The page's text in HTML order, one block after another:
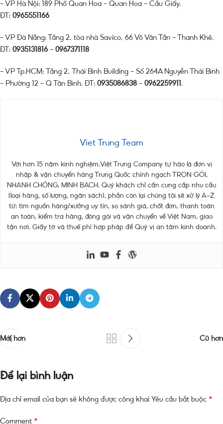
– VP Hà Nội: 189 Phố Quan Hoa – Quan Hoa – Cầu Giấy.
ĐT: 0965551166
– VP Đà Nẵng: Tầng 2, tòa nhà Savico, 66 Võ Văn Tần – Thanh Khê.
ĐT: 0935131816 – 0967371118
– VP Tp.HCM: Tầng 2, Thái Bình Building – Số 264A Nguyễn Thái Bình
– Phường 12 – Q Tân Bình. ĐT: 0935086838 – 0962259911
Viet Trung Team
Với hơn 15 năm kinh nghiệm.Việt Trung Company tự hào là đơn vị
nhập & vận chuyển hàng Trung Quốc chính ngạch TRỌN GÓI,
NHANH CHÓNG, MINH BẠCH. Quý khách chỉ cần cung cấp nhu cầu
(loại hàng, số lượng, ngân sách), phần còn lại chúng tôi sẽ xử lý A–Z
từ: tìm nguồn hàng/xưởng uy tín, so sánh giá, chốt đơn, thanh toán
an toàn, kiểm tra hàng, đóng gói và vận chuyển về Việt Nam, giao
tận nơi. Giấy tờ và thuế phí hợp pháp để Quý vị an tâm kinh doanh.
Mới hơn Cũ hơn
Để lại bình luận
Địa chỉ email của bạn sẽ không được công khai Yêu cầu bắt buộc *
Comment *